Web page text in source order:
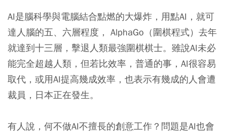
AI是腦科學與電腦結合點燃的大爆炸，用點AI，就可
達人腦的五、六層程度， AlphaGo（圍棋程式）去年
就達到十三層，擊退人類最強圍棋棋士。雖說AI未必
能完全超越人類，但若比效率，普通的事，AI很容易
取代，或用AI提高幾成效率，也表示有幾成的人會遭
裁員，日本正在發生。
有人說，何不做AI不擅長的創意工作？問題是AI也會